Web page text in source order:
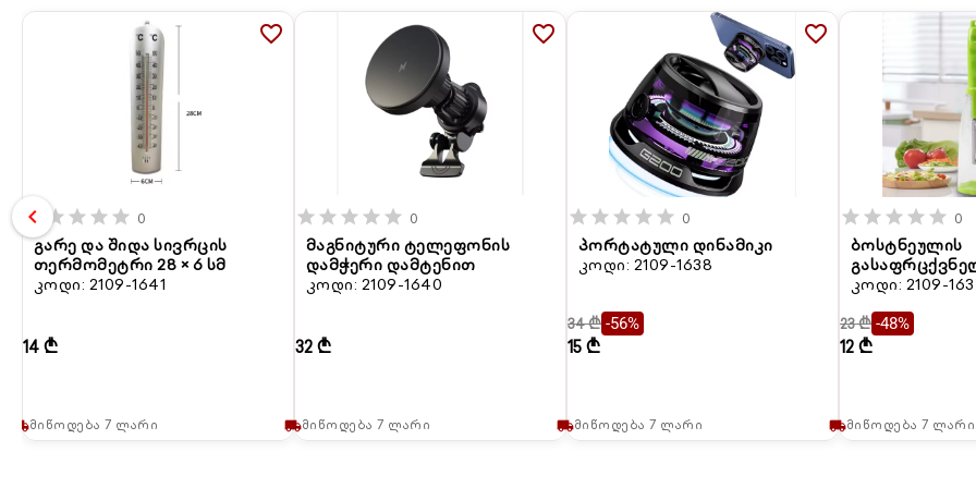
chevron_left
star star star star star 0
გარე და შიდა სივრცის
თერმომეტრი 28 × 6 სმ
კოდი: 2109-1641
local_shippingმიწოდება 7 ლარი
14 ₾
favorite_border
star star star star star 0
მაგნიტური ტელეფონის
დამჭერი დამტენით
კოდი: 2109-1640
local_shippingმიწოდება 7 ლარი
32 ₾
favorite_border
star star star star star 0
პორტატული დინამიკი
კოდი: 2109-1638
local_shippingმიწოდება 7 ლარი
34 ₾ -56%
15 ₾
favorite_border
star star star star star 0
ბოსტნეულის
კოდი: 2109-
local_shippingმიწოდება 7 ლარი
23 ₾ -48%
12 ₾